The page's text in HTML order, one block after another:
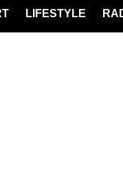
LIFESTYLE